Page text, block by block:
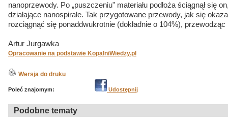
nanoprzewody. Po „puszczeniu" materiału podłoża ściągnął się
działające nanospirale. Tak przygotowane przewody, jak się
rozciągnąć się ponaddwukrotnie (dokładnie o 104%), przewodząc
Artur Jurgawka
Opracowanie na podstawie KopalniWiedzy.pl
Wersja do druku
Poleć znajomym: Udostępnij
Podobne tematy